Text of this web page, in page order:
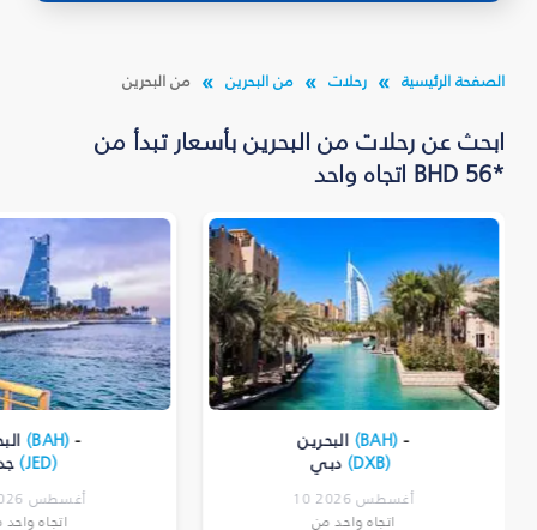
الصفحة الرئيسية رحلات من البحرين من البحرين
ابحث عن رحلات من البحرين بأسعار تبدأ من
*BHD 56 اتجاه واحد
(BAH) -
(JED)
08 أغسطس 2026
اتجاه
البحرين (BAH) -
دبي (DXB)
10 أغسطس 2026
اتجاه واحد من